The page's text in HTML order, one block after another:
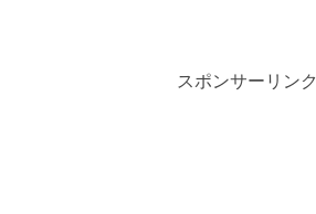
スポンサーリンク